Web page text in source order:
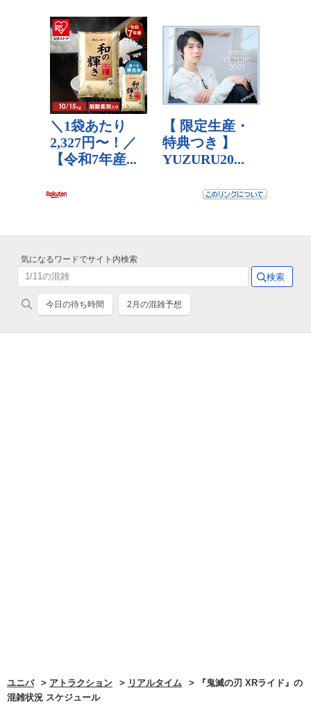
気になるワードでサイト内検索
今日の待ち時間 2月の混雑予想
ユニバ アトラクション リアルタイム
『鬼滅の刃 XRライド』の
混雑状況 スケジュール